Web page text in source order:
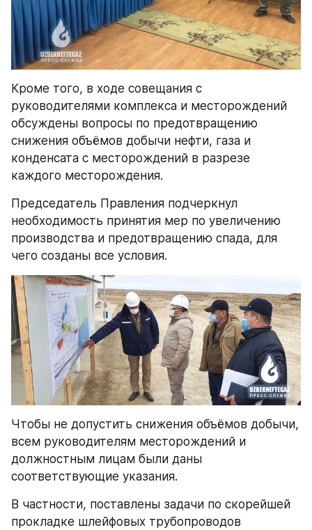
Кроме того, в ходе совещания с
руководителями комплекса и месторождений
обсуждены вопросы по предотвращению
снижения объёмов добычи нефти, газа и
конденсата с месторождений в разрезе
каждого месторождения.
Председатель Правления подчеркнул
необходимость принятия мер по увеличению
производства и предотвращению спада, для
чего созданы все условия.
Чтобы не допустить снижения объёмов добычи,
всем руководителям месторождений и
должностным лицам были даны
соответствующие указания.
В частности, поставлены задачи по скорейшей
прокладке шлейфовых трубопроводов